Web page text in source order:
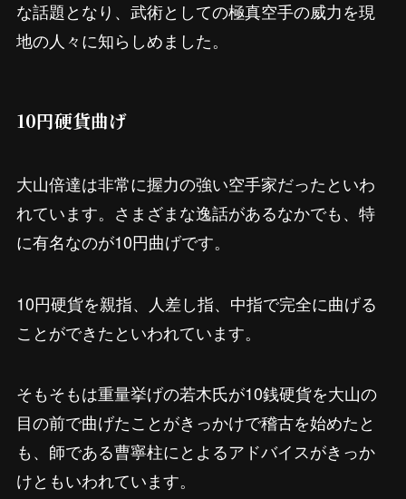
な話題となり、武術としての極真空手の威力を現
地の人々に知らしめました。
10円硬貨曲げ
大山倍達は非常に握力の強い空手家だったといわ
れています。さまざまな逸話があるなかでも、特
に有名なのが10円曲げです。
10円硬貨を親指、人差し指、中指で完全に曲げる
ことができたといわれています。
そもそもは重量挙げの若木氏が10銭硬貨を大山の
目の前で曲げたことがきっかけで稽古を始めたと
も、師である曹寧柱にとよるアドバイスがきっか
けともいわれています。